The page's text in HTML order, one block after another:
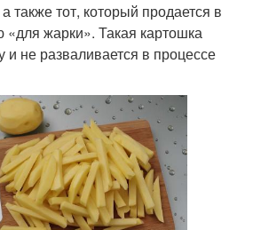
также тот, который продается в
«для жарки». Такая картошка
не разваливается в процессе